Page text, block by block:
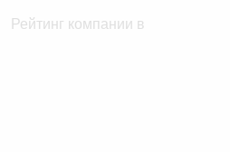
Рейтинг компании в